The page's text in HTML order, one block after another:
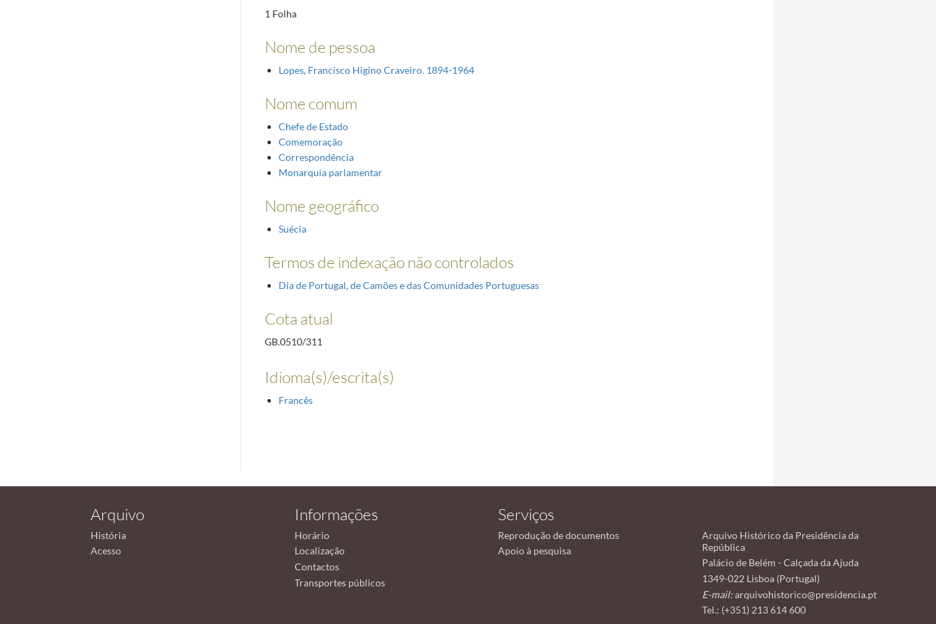
1 Folha
Nome de pessoa
Lopes, Francisco Higino Craveiro. 1894-1964
Nome comum
Chefe de Estado
Comemoração
Correspondência
Monarquia parlamentar
Nome geográfico
Suécia
Termos de indexação não controlados
Dia de Portugal, de Camões e das Comunidades Portuguesas
Cota atual
GB.0510/311
Idioma(s)/escrita(s)
Francês
Arquivo
História
Acesso
Informações
Horário
Localização
Contactos
Transportes públicos
Serviços
Reprodução de documentos
Apoio à pesquisa
Arquivo Histórico da Presidência da
República
Palácio de Belém - Calçada da Ajuda
1349-022 Lisboa (Portugal)
E-mail: arquivohistorico@presidencia.pt
Tel.: (+351) 213 614 600